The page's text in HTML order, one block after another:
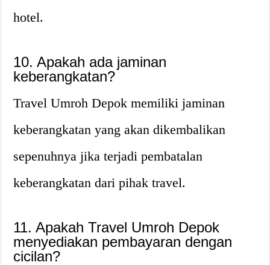
hotel.
10. Apakah ada jaminan
keberangkatan?
Travel Umroh Depok memiliki jaminan
keberangkatan yang akan dikembalikan
sepenuhnya jika terjadi pembatalan
keberangkatan dari pihak travel.
11. Apakah Travel Umroh Depok
menyediakan pembayaran dengan
cicilan?